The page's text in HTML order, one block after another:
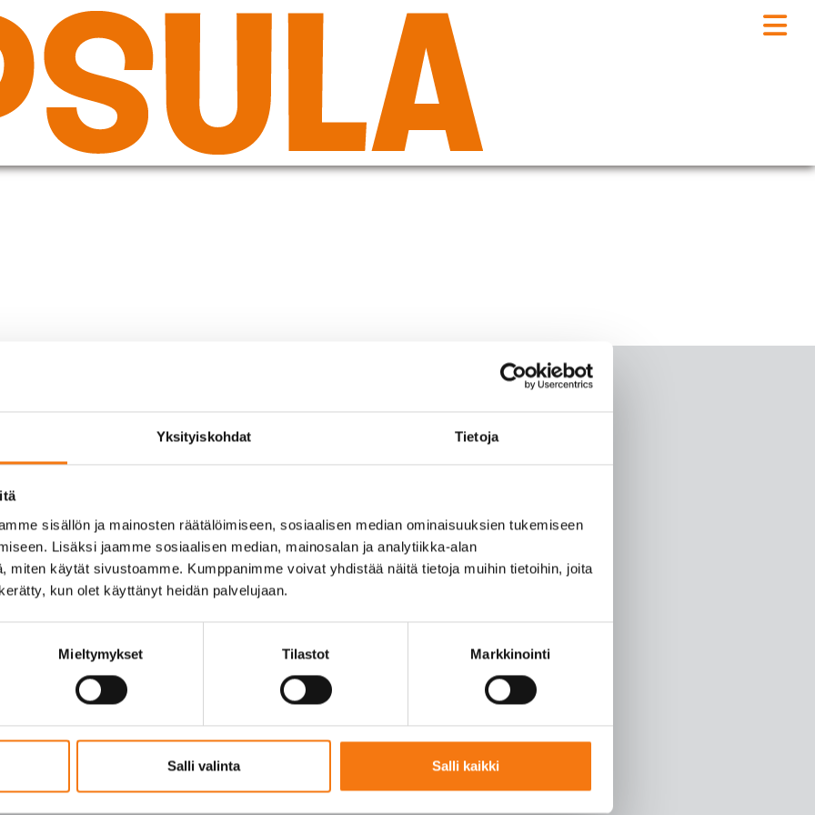
Yksityiskohdat Tietoja
sisällön ja mainosten räätälöimiseen, sosiaalisen median ominaisuuksien tukemiseen
Lisäksi jaamme sosiaalisen median, mainosalan ja analytiikka-alan
miten käytät sivustoamme. Kumppanimme voivat yhdistää näitä tietoja muihin tietoihin, joita
kun olet käyttänyt heidän palvelujaan.
Mieltymykset Tilastot Markkinointi
Salli valinta Salli kaikki